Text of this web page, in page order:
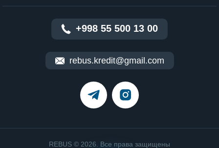
+998 55 500 13 00
rebus.kredit@gmail.com
REBUS © 2026. Все права защищены